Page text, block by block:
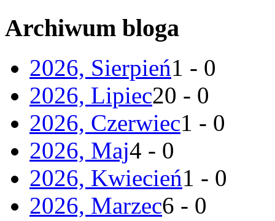
Archiwum bloga
2026, Sierpień1 - 0
2026, Lipiec20 - 0
2026, Czerwiec1 - 0
2026, Maj4 - 0
2026, Kwiecień1 - 0
2026, Marzec6 - 0